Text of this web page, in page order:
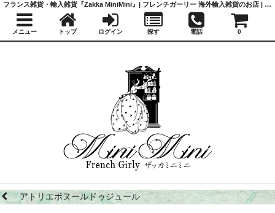
アトリエボヌールドゥジュール
フランス雑貨・輸入雑貨『Zakka MiniMini』| フレンチガーリー 海外輸入雑貨のお店 | かわいい雑貨 | 蚤の市 | アンティーク
メニュー トップ ログイン 探す 電話 0